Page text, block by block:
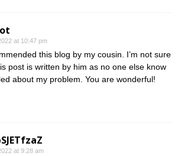
at 10:47 pm
this blog by my cousin. I’m not sure
post is written by him as no one else know
about my problem. You are wonderful!
at 9:28 am